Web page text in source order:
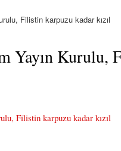
Filistin karpuzu kadar kızıl
Yayın Kurulu,
Filistin karpuzu kadar kızıl